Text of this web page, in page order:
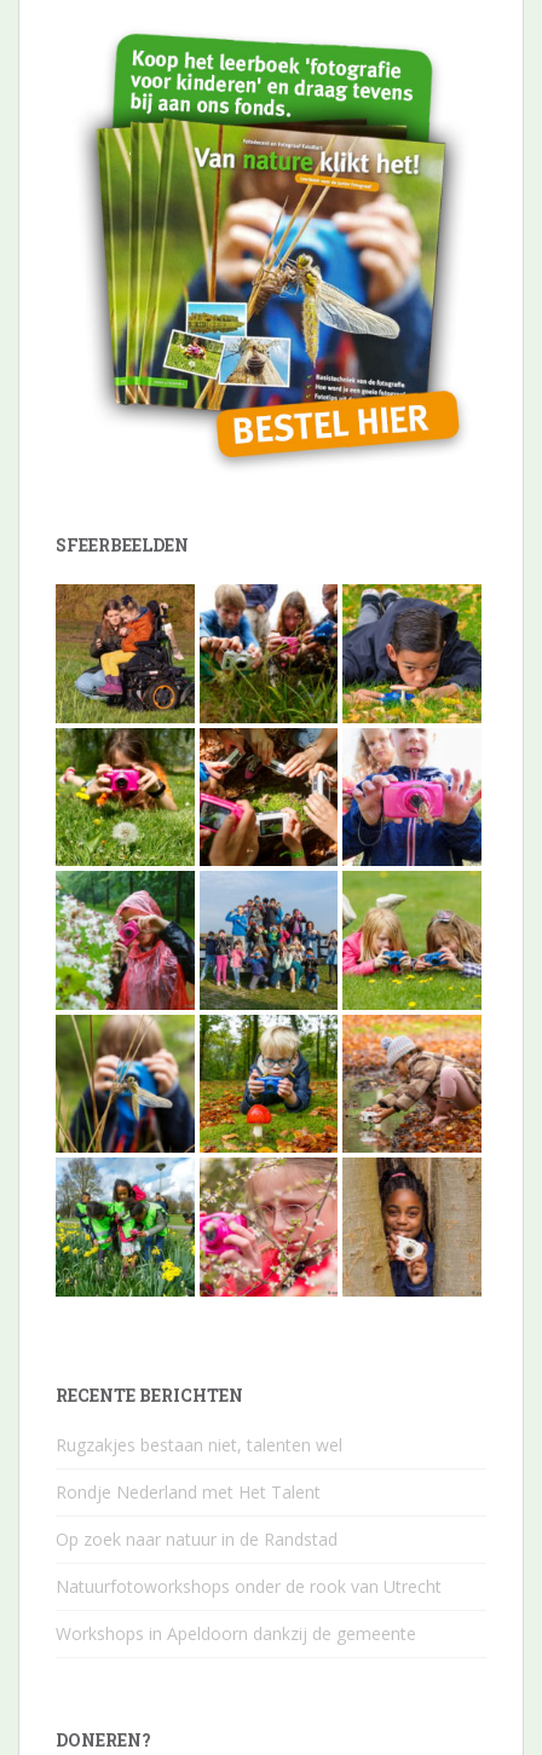
SFEERBEELDEN
RECENTE BERICHTEN
Rugzakjes bestaan niet, talenten wel
Rondje Nederland met Het Talent
Op zoek naar natuur in de Randstad
Natuurfotoworkshops onder de rook van Utrecht
Workshops in Apeldoorn dankzij de gemeente
DONEREN?